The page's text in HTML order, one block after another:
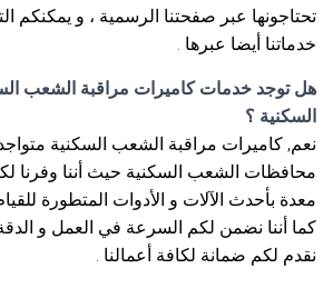
تحتاجونها عبر صفحتنا الرسمية ، و يمكنكم
خدماتنا أيضا عبرها .
هل توجد خدمات كاميرات مراقبة الشعب
السكنية ؟
نعم, كاميرات مراقبة الشعب السكنية
محافظات الشعب السكنية حيث أننا وفرنا
معدة بأحدث الآلات و الأدوات المتطورة
كما أننا نضمن لكم السرعة في العمل و الدقة
نقدم لكم ضمانة لكافة أعمالنا .